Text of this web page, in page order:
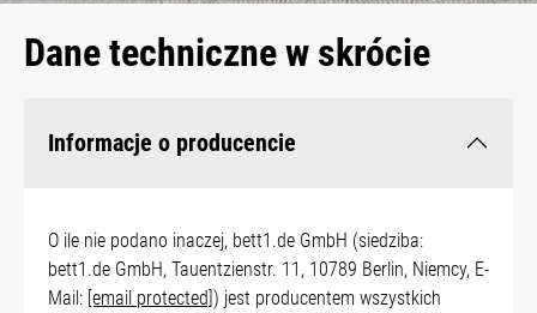
Dane techniczne w skrócie
Informacje o producencie
O ile nie podano inaczej, bett1.de GmbH (siedziba:
bett1.de GmbH, Tauentzienstr. 11, 10789 Berlin, Niemcy, E-
Mail: [email protected]) jest producentem wszystkich